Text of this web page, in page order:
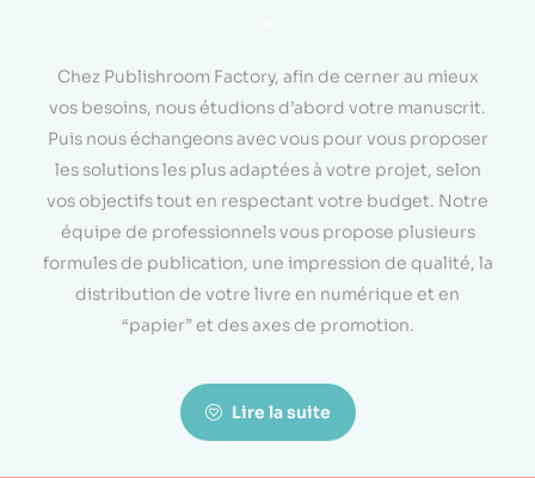
Chez Publishroom Factory, afin de cerner au mieux
vos besoins, nous étudions d’abord votre manuscrit.
Puis nous échangeons avec vous pour vous proposer
les solutions les plus adaptées à votre projet, selon
vos objectifs tout en respectant votre budget. Notre
équipe de professionnels vous propose plusieurs
formules de publication, une impression de qualité, la
distribution de votre livre en numérique et en
“papier” et des axes de promotion.
Lire la suite